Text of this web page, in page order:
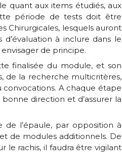
quant aux items étudiés, aux
période de tests doit être
Chirurgicales, lesquels auront
à inclure dans le
de principe.
finalisée du module, et son
de la recherche multicritères,
convocations. A chaque étape
direction et d’assurer la
de l’épaule, par opposition à
de modules additionnels. De
le rachis, il faudra être vigilant